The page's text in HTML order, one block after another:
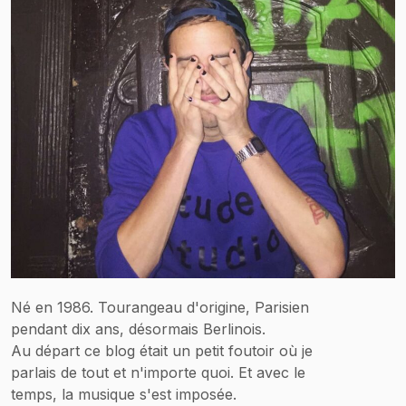
Né en 1986. Tourangeau d'origine, Parisien
pendant dix ans, désormais Berlinois.
Au départ ce blog était un petit foutoir où je
parlais de tout et n'importe quoi. Et avec le
temps, la musique s'est imposée.